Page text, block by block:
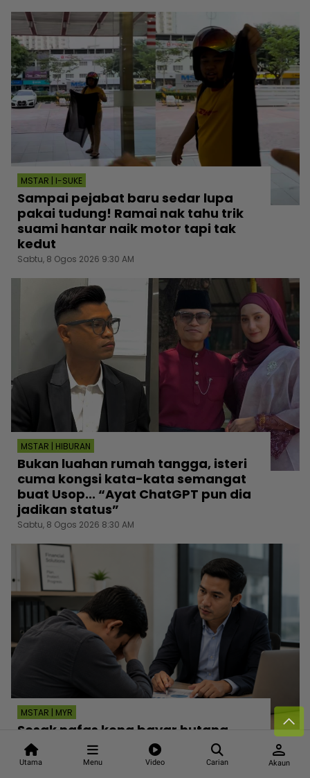
Utama Menu Video Carian
person
Akaun
MSTAR | I-SUKE
Sampai pejabat baru sedar lupa
pakai tudung! Ramai nak tahu trik
suami hantar naik motor tapi tak
kedut
Sabtu, 8 Ogos 2026 9:30 AM
MSTAR | HIBURAN
Bukan luahan rumah tangga, isteri
cuma kongsi kata-kata semangat
buat Usop... “Ayat ChatGPT pun dia
jadikan status”
Sabtu, 8 Ogos 2026 8:30 AM
MSTAR | MYR
Sesak nafas kena bayar hutang
RM4,200 sebulan, jurutera bergaji
RM5,500 kini mampu tersenyum...